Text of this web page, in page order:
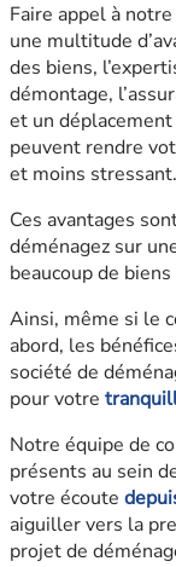
Faire appel à notre
une multitude
des biens,
démontage,
et un
peuvent rendre
et moins stressant.
Ces avantages
déménagez sur
beaucoup de
Ainsi, même si le
abord, les
société de
pour votre
Notre équipe de
présents au sein
votre écoute
aiguiller vers la
projet de